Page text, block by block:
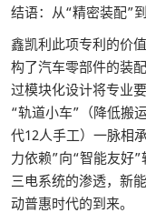
结语：从“精密装配”
鑫凯利此项专利的价
构了汽车零部件的装
过模块化设计将专业
“轨道小车”（降低搬
代12人手工）一脉相
力依赖”向“智能友好
三电系统的渗透，新
动普惠时代的到来。